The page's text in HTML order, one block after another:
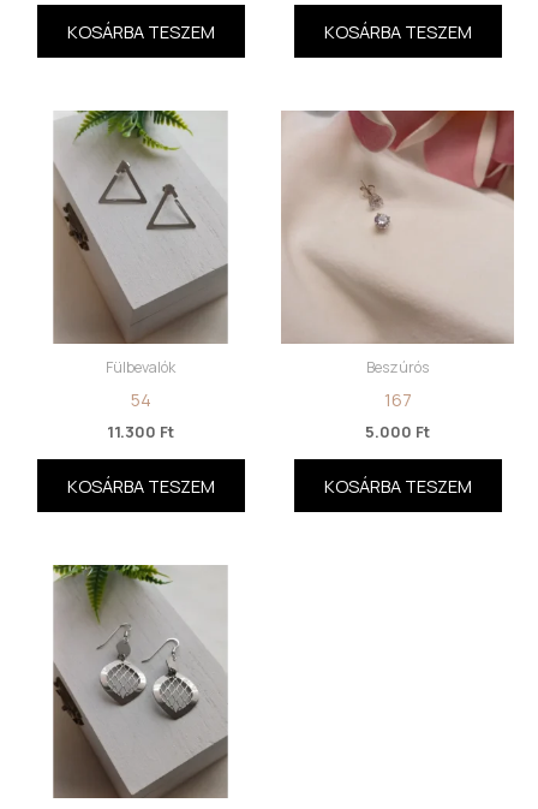
KOSÁRBA TESZEM KOSÁRBA TESZEM
Fülbevalók
54
11.300 Ft
KOSÁRBA TESZEM
Beszúrós
167
5.000 Ft
KOSÁRBA TESZEM